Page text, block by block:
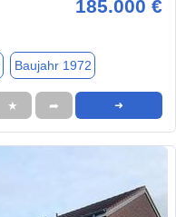
185.000 €
Baujahr 1972
★ ➦ ➜